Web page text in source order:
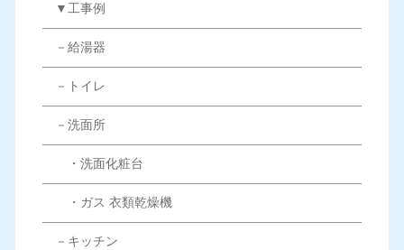
▼工事例
－給湯器
－トイレ
－洗面所
・洗面化粧台
・ガス 衣類乾燥機
－キッチン